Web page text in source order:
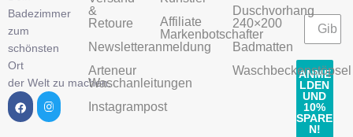
Badezimmer
zum
schönsten
Ort
der Welt zu machen.
&
Retoure
Newsletteranmeldung
Arteneur
Waschanleitungen
Instagrampost
Affiliate
Markenbotschafter
Duschvorhang
240×200
Badmatten
Waschbeckenstöpsel
ANME
LDEN
UND
10%
SPARE
N!